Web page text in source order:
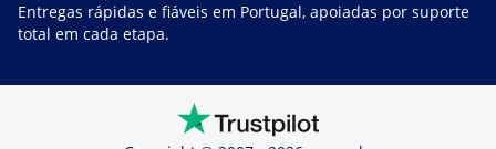
Entregas rápidas e fiáveis em Portugal, apoiadas por suporte
total em cada etapa.